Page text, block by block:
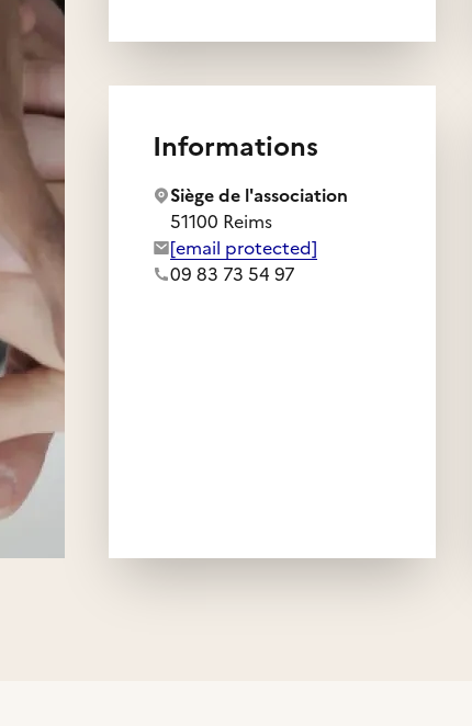
Informations
Siège de l'association
51100 Reims
Adresse e-mail de l'association :
[email protected]
Numéro de téléphone de
09 83 73 54 97